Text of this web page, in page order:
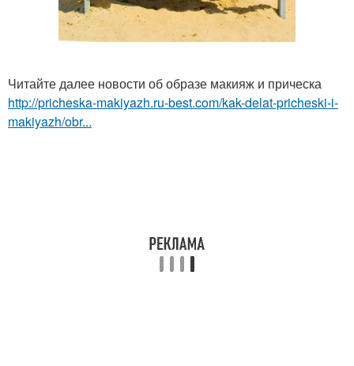
Читайте далее новости об образе макияж и прическа
http://pricheska-makiyazh.ru-best.com/kak-delat-pricheski-i-
makiyazh/obr...